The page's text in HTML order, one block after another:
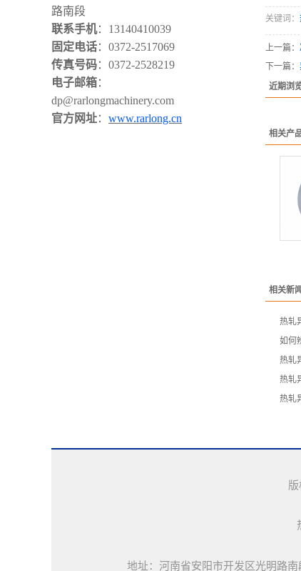
路南段
联系手机： 13140410039
固定电话： 0372-2517069
传真号码： 0372-2528219
电子邮箱：
dp@rarlongmachinery.com
官方网址： www.rarlong.cn
关键词：
上一篇：
下一篇：
近期浏览
相关产品
相关新闻
热轧
如何
热轧
热轧
热轧
地址：河南省安阳市开发区光明路南